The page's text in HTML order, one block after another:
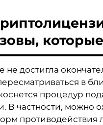
не достигла
в
процедур
В частности, можно
противодействия